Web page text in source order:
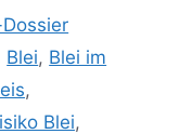
Blei, Blei im
,
Blei,